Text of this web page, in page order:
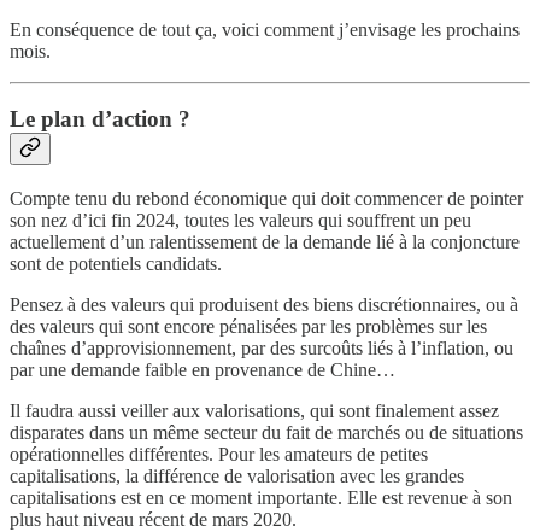
En conséquence de tout ça, voici comment j’envisage les prochains
mois.
Le plan d’action ?
Compte tenu du rebond économique qui doit commencer de pointer
son nez d’ici fin 2024, toutes les valeurs qui souffrent un peu
actuellement d’un ralentissement de la demande lié à la conjoncture
sont de potentiels candidats.
Pensez à des valeurs qui produisent des biens discrétionnaires, ou à
des valeurs qui sont encore pénalisées par les problèmes sur les
chaînes d’approvisionnement, par des surcoûts liés à l’inflation, ou
par une demande faible en provenance de Chine…
Il faudra aussi veiller aux valorisations, qui sont finalement assez
disparates dans un même secteur du fait de marchés ou de situations
opérationnelles différentes. Pour les amateurs de petites
capitalisations, la différence de valorisation avec les grandes
capitalisations est en ce moment importante. Elle est revenue à son
plus haut niveau récent de mars 2020.